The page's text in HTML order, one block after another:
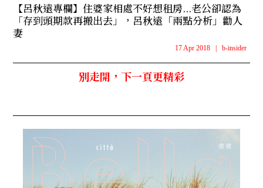
【呂秋遠專欄】住婆家相處不好想租房...老公卻認為
「存到頭期款再搬出去」，呂秋遠「兩點分析」勸人
妻
17 Apr 2018 b-insider
別走開，下一頁更精彩